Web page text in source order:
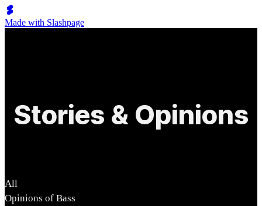
Made with Slashpage
Stories & Opinions
All
Opinions of Bass